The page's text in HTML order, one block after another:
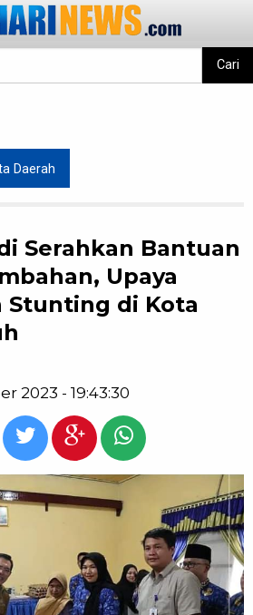
Cari
Daerah
Serahkan Bantuan
Upaya
Stunting di Kota
2023 - 19:43:30